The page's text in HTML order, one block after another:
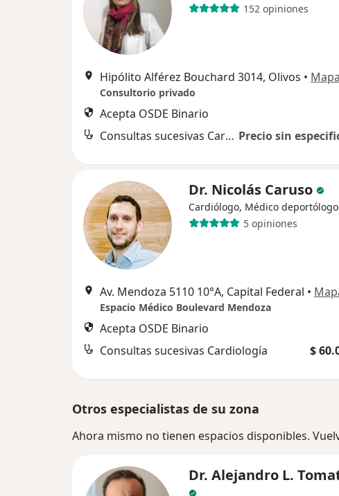
152 opiniones
Hipólito Alférez Bouchard 3014, Olivos • Mapa
Consultorio privado
Acepta OSDE Binario
Consultas sucesivas Cardiología Precio sin
Dr. Nicolás Caruso
Cardiólogo, Médico deportólogo
5 opiniones
Av. Mendoza 5110 10°A, Capital Federal •
Espacio Médico Boulevard Mendoza
Acepta OSDE Binario
Consultas sucesivas Cardiología
$
Otros especialistas de su zona
Ahora mismo no tienen espacios disponibles.
Dr. Alejandro L.